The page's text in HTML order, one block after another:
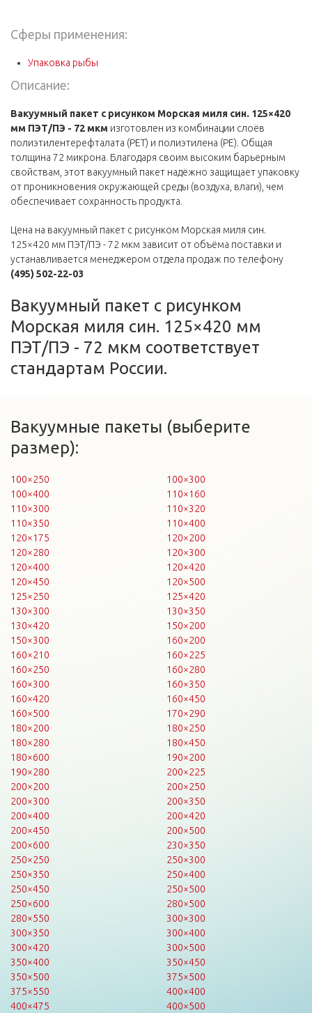
Сферы применения:
Упаковка рыбы
Описание:
Вакуумный пакет с рисунком Морская миля син. 125×420
мм ПЭТ/ПЭ - 72 мкм изготовлен из комбинации слоёв
полиэтилентерефталата (PET) и полиэтилена (PE). Общая
толщина 72 микрона. Благодаря своим высоким барьерным
свойствам, этот вакуумный пакет надёжно защищает упаковку
от проникновения окружающей среды (воздуха, влаги), чем
обеспечивает сохранность продукта.
Цена на вакуумный пакет с рисунком Морская миля син.
125×420 мм ПЭТ/ПЭ - 72 мкм зависит от объёма поставки и
устанавливается менеджером отдела продаж по телефону
(495) 502-22-03
Вакуумный пакет с рисунком
Морская миля син. 125×420 мм
ПЭТ/ПЭ - 72 мкм соответствует
стандартам России.
Вакуумные пакеты (выберите
размер):
100×250
100×300
100×400
110×160
110×300
110×320
110×350
110×400
120×175
120×200
120×280
120×300
120×400
120×420
120×450
120×500
125×250
125×420
130×300
130×350
130×420
150×200
150×300
160×200
160×210
160×225
160×250
160×280
160×300
160×350
160×420
160×450
160×500
170×290
180×200
180×250
180×280
180×450
180×600
190×200
190×280
200×225
200×200
200×250
200×300
200×350
200×400
200×420
200×450
200×500
200×600
230×350
250×250
250×300
250×350
250×400
250×450
250×500
250×600
280×500
280×550
300×300
300×350
300×400
300×420
300×500
350×400
350×450
350×500
375×500
375×550
400×400
400×475
400×500